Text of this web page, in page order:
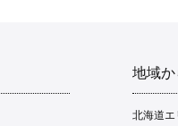
地域
北海道エ